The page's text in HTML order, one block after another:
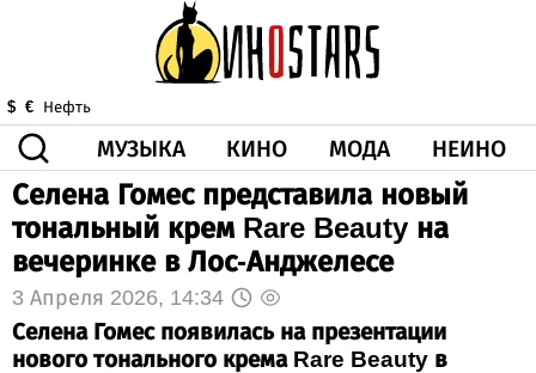
$ € Нефть
МУЗЫКА КИНО МОДА НЕИНО
ЗДОРОВЬЕ КОРОНА ИСКУССТВО
ДРУГОЕ
ВИДЕО
ГОРОСКОП
Селена Гомес представила новый
тональный крем Rare Beauty на
вечеринке в Лос-Анджелесе
3 Апреля 2026, 14:34
Селена Гомес появилась на презентации
нового тонального крема Rare Beauty в